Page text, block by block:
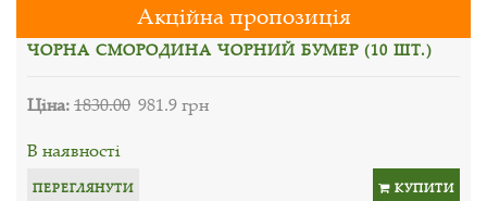
Акційна пропозиція
ЧОРНА СМОРОДИНА ЧОРНИЙ БУМЕР (10 ШТ.)
Ціна:1830.00 981.9 грн
В наявності
ПЕРЕГЛЯНУТИ КУПИТИ